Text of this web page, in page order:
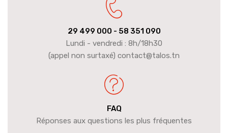
29 499 000 - 58 351 090
Lundi - vendredi : 8h/18h30
(appel non surtaxé) contact@talos.tn
FAQ
Réponses aux questions les plus fréquentes